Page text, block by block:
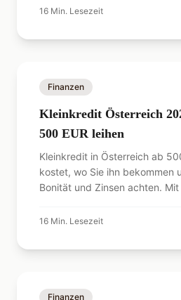
16 Min. Lesezeit
Finanzen
Kleinkredit Österreich
500 EUR leihen
Kleinkredit in Österreich ab
kostet, wo Sie ihn bekommen
Bonität und Zinsen achten.
16 Min. Lesezeit
Finanzen